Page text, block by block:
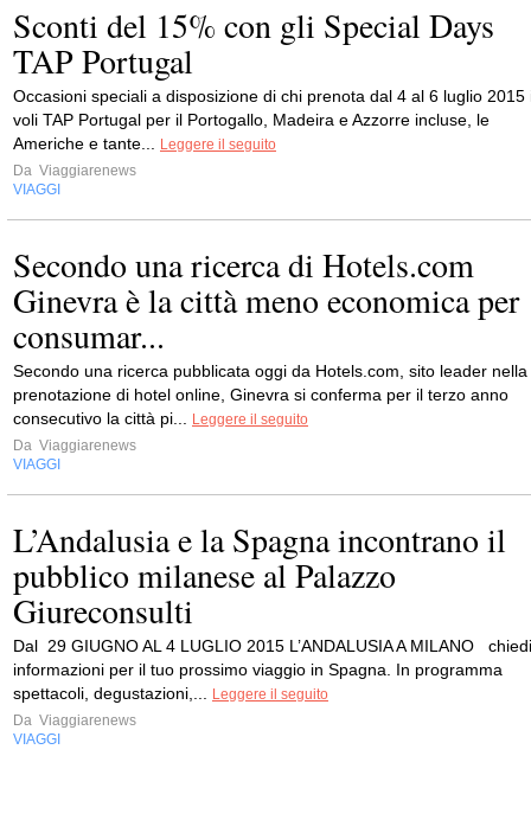
Sconti del 15% con gli Special Days
TAP Portugal
Occasioni speciali a disposizione di chi prenota dal 4 al 6 luglio 2015
voli TAP Portugal per il Portogallo, Madeira e Azzorre incluse, le
Americhe e tante...
Leggere il seguito
Da Viaggiarenews
VIAGGI
Secondo una ricerca di Hotels.com
Ginevra è la città meno economica per
consumar...
Secondo una ricerca pubblicata oggi da Hotels.com, sito leader nella
prenotazione di hotel online, Ginevra si conferma per il terzo anno
consecutivo la città pi...
Leggere il seguito
Da Viaggiarenews
VIAGGI
L’Andalusia e la Spagna incontrano il
pubblico milanese al Palazzo
Giureconsulti
Dal 29 GIUGNO AL 4 LUGLIO 2015 L’ANDALUSIA A MILANO chiedi
informazioni per il tuo prossimo viaggio in Spagna. In programma
spettacoli, degustazioni,...
Leggere il seguito
Da Viaggiarenews
VIAGGI